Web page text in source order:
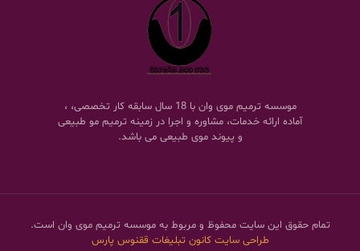
موسسه ترمیم موی وان با 18 سال سابقه کار تخصصی، ،
آماده ارائه خدمات، مشاوره و اجرا در زمینه ترمیم مو طبیعی
و پیوند موی طبیعی می باشد.
تمام حقوق این سایت محفوظ و مربوط به موسسه ترمیم موی وان است.
طراحی سایت کانون تبلیغات ققنوس پارس